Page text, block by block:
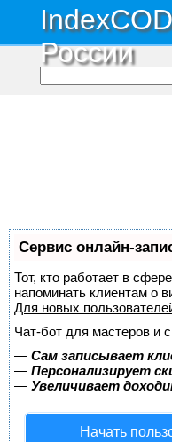
России
Сервис онлайн-
Тот, кто работает в
напоминать клиентам о
Для новых
Чат-бот для мастеров и
— Сам записывает
— Персонализирует
— Увеличивает
Начать